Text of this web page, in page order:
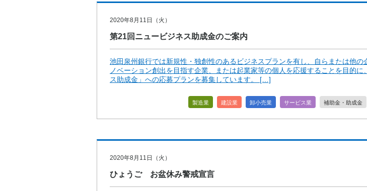
2020年8月11日（火）
第21回ニュービジネス助成金のご案内
池田泉州銀行では新規性・独創性のあるビジネスプランを有し、自らまたは他の
ノベーション創出を目指す企業、または起業家等の個人を応援することを目的に
ス助成金」への応募プランを募集しています。 […]
製造業 建設業 卸小売業 サービス業 補助金・助成金
2020年8月11日（火）
ひょうご お盆休み警戒宣言